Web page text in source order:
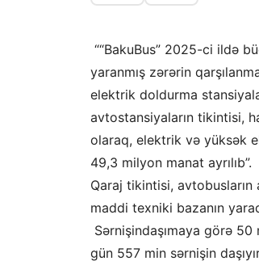
““BakuBus” 2025-ci ildə
yaranmış zərərin
elektrik doldurma
avtostansiyaların tikintisi,
olaraq, elektrik və yüksək
49,3 milyon manat ayrılıb”.
Qaraj tikintisi, avtobusların
maddi texniki bazanın
Sərnişindaşımaya görə
gün 557 min sərnişin